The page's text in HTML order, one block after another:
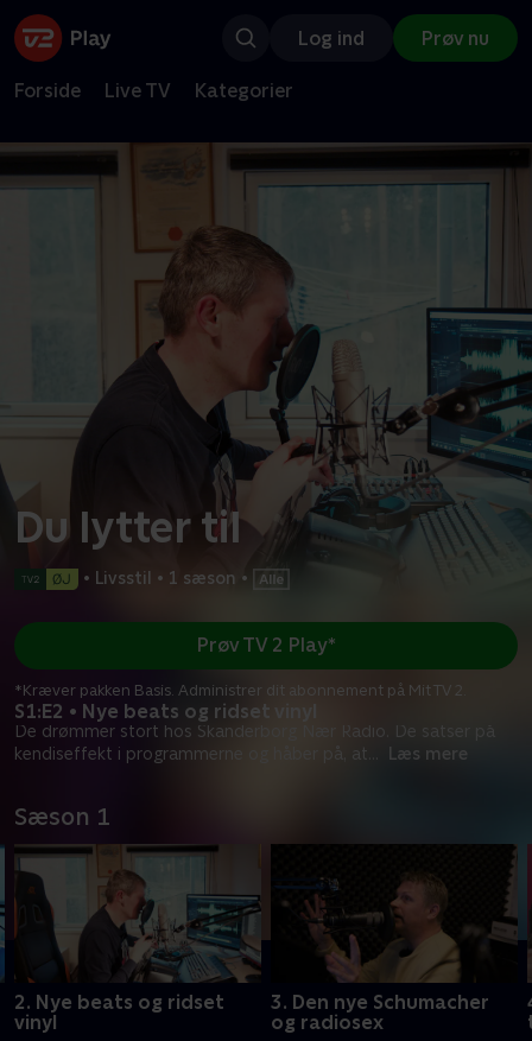
Log ind Prøv nu
Forside Live TV Kategorier
Du lytter til
• Livsstil • 1 sæson •
S1:E2 • Nye beats og ridset vinyl
De drømmer stort hos Skanderborg Nær Radio. De satser på
kendiseffekt i programmerne og håber på, at
Læs mere
Prøv TV 2 Play*
*Kræver pakken Basis. Administrer dit abonnement på Mit TV 2.
Sæson 1
2. Nye beats og ridset
vinyl
3. Den nye Schumacher
og radiosex